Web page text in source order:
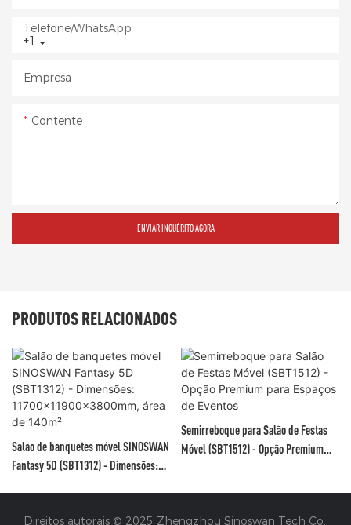
+1
Telefone/WhatsApp
Empresa
Contente
ENVIAR INQUÉRITO AGORA
PRODUTOS RELACIONADOS
Salão de banquetes móvel SINOSWAN
Fantasy 5D (SBT1312) - Dimensões:
Semirreboque para Salão de Festas
Móvel (SBT1512) - Opção Premium
Direitos autorais © 2025 Zhengzhou Sinoswan Tech Co.,